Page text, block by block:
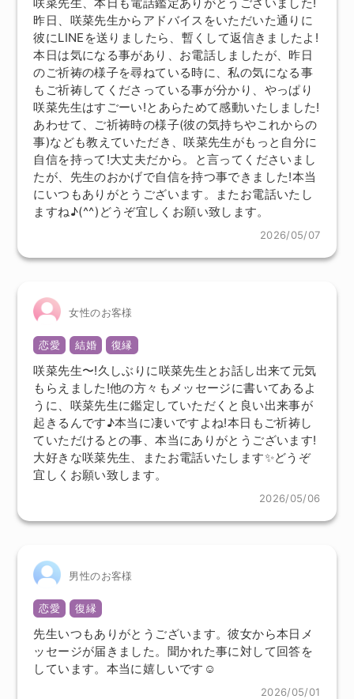
昨日、咲菜先生からアドバイスをいただいた通りに
彼にLINEを送りましたら、暫くして返信きましたよ!
本日は気になる事があり、お電話しましたが、昨日
のご祈祷の様子を尋ねている時に、私の気になる事
もご祈祷してくださっている事が分かり、やっぱり
咲菜先生はすごーい!とあらためて感動いたしました!
あわせて、ご祈祷時の様子(彼の気持ちやこれからの
事)なども教えていただき、咲菜先生がもっと自分に
自信を持って!大丈夫だから。と言ってくださいまし
たが、先生のおかげで自信を持つ事できました!本当
にいつもありがとうございます。またお電話いたし
ますね♪(⁠^⁠^⁠)どうぞ宜しくお願い致します。
2026/05/07
女性のお客様
恋愛 結婚 復縁
咲菜先生〜!久しぶりに咲菜先生とお話し出来て元気
もらえました!他の方々もメッセージに書いてあるよ
うに、咲菜先生に鑑定していただくと良い出来事が
起きるんです♪本当に凄いですよね!本日もご祈祷し
ていただけるとの事、本当にありがとうございます!
大好きな咲菜先生、またお電話いたします✨どうぞ
宜しくお願い致します。
2026/05/06
男性のお客様
恋愛 復縁
先生いつもありがとうございます。彼女から本日メ
ッセージが届きました。聞かれた事に対して回答を
しています。本当に嬉しいです☺️
2026/05/01